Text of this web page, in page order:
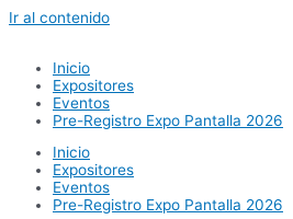
Ir al contenido
Inicio
Expositores
Eventos
Pre-Registro Expo Pantalla 2026
Inicio
Expositores
Eventos
Pre-Registro Expo Pantalla 2026